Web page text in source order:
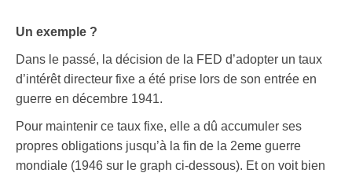
Un exemple ?
Dans le passé, la décision de la FED d’adopter un taux
d’intérêt directeur fixe a été prise lors de son entrée en
guerre en décembre 1941.
Pour maintenir ce taux fixe, elle a dû accumuler ses
propres obligations jusqu’à la fin de la 2eme guerre
mondiale (1946 sur le graph ci-dessous). Et on voit bien